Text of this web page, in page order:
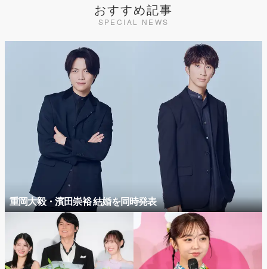
おすすめ記事
SPECIAL NEWS
重岡大毅・濱田崇裕 結婚を同時発表